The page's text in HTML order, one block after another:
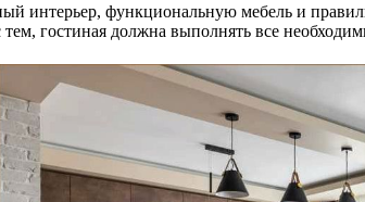
интерьер, функциональную мебель и
гостиная должна выполнять все